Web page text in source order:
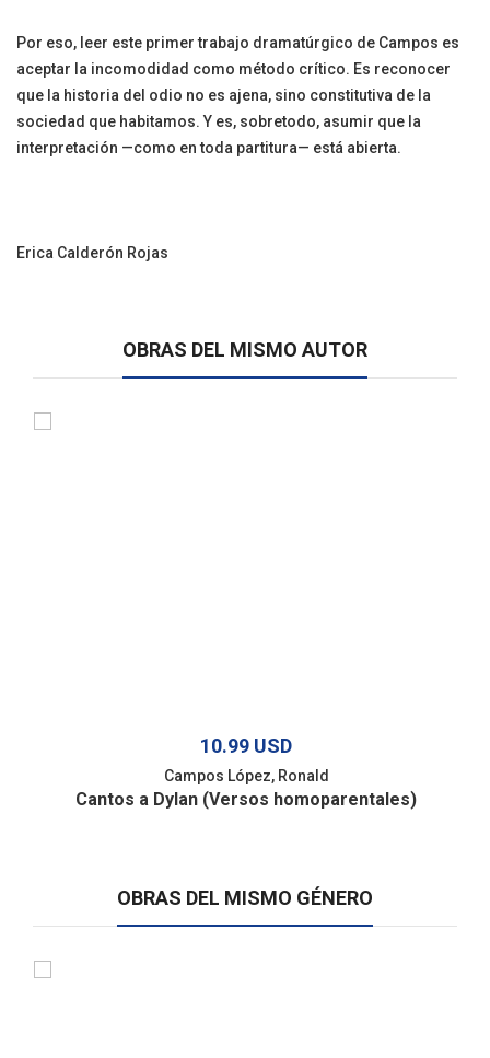
Por eso, leer este primer trabajo dramatúrgico de Campos es
aceptar la incomodidad como método crítico. Es reconocer
que la historia del odio no es ajena, sino constitutiva de la
sociedad que habitamos. Y es, sobretodo, asumir que la
interpretación —como en toda partitura— está abierta.
Erica Calderón Rojas
OBRAS DEL MISMO AUTOR
10.99 USD
Campos López, Ronald
Cantos a Dylan (Versos homoparentales)
OBRAS DEL MISMO GÉNERO